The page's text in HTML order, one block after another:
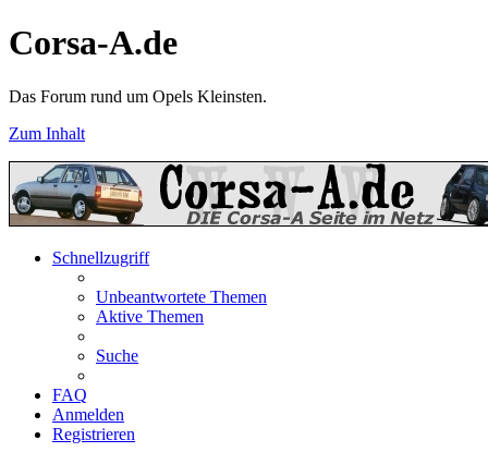
Corsa-A.de
Das Forum rund um Opels Kleinsten.
Zum Inhalt
Schnellzugriff
Unbeantwortete Themen
Aktive Themen
Suche
FAQ
Anmelden
Registrieren